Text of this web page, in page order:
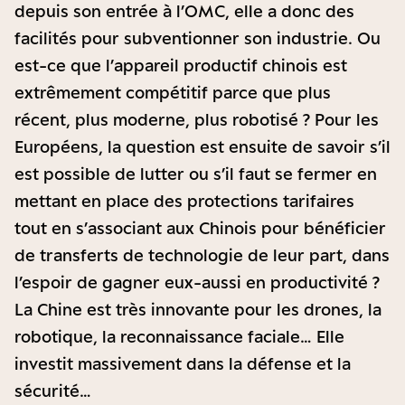
depuis son entrée à l’OMC, elle a donc des
facilités pour subventionner son industrie. Ou
est-ce que l’appareil productif chinois est
extrêmement compétitif parce que plus
récent, plus moderne, plus robotisé ? Pour les
Européens, la question est ensuite de savoir s’il
est possible de lutter ou s’il faut se fermer en
mettant en place des protections tarifaires
tout en s’associant aux Chinois pour bénéficier
de transferts de technologie de leur part, dans
l’espoir de gagner eux-aussi en productivité ?
La Chine est très innovante pour les drones, la
robotique, la reconnaissance faciale… Elle
investit massivement dans la défense et la
sécurité…